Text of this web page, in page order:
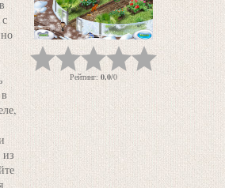
Рейтинг: 0.0/0